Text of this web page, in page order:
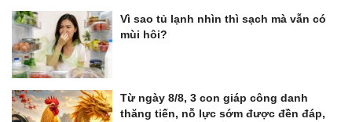
Vì sao tủ lạnh nhìn thì sạch mà vẫn có
mùi hôi?
Từ ngày 8/8, 3 con giáp công danh
thăng tiến, nỗ lực sớm được đền đáp,